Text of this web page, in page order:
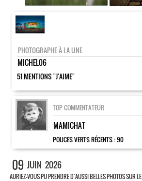
PHOTOGRAPHE À LA UNE
MICHEL06
51 MENTIONS "J'AIME"
TOP COMMENTATEUR
MAMICHAT
POUCES VERTS RÉCENTS :90
09 JUIN 2026
AURIEZ-VOUS PU PRENDRE D’AUSSI BELLES PHOTOS SUR LE